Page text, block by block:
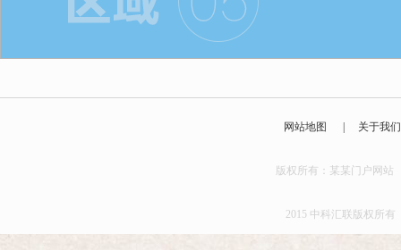
网站地图 关于我们
版权所有：某某门户
2015 中科汇联版权所